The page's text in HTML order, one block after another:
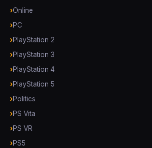
Online
PC
PlayStation 2
PlayStation 3
PlayStation 4
PlayStation 5
Politics
PS Vita
PS VR
PS5